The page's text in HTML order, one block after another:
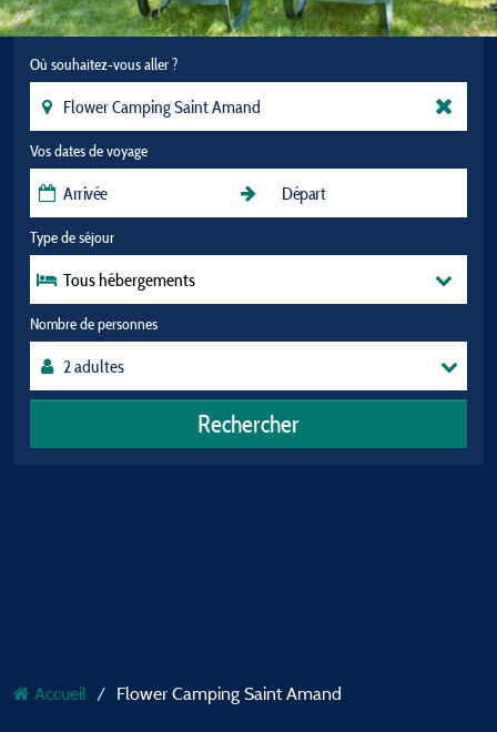
Où souhaitez-vous aller ?
Vos dates de voyage
Type de séjour
Tous hébergements
Nombre de personnes
Rechercher
Accueil Flower Camping Saint Amand